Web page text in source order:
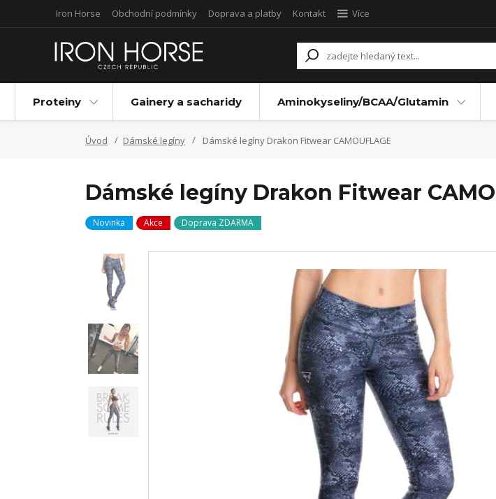
Iron Horse Obchodní podmínky Doprava a platby Kontakt Více
Proteiny Gainery a sacharidy Aminokyseliny/BCAA/Glutamin
Úvod Dámské legíny Dámské legíny Drakon Fitwear CAMOUFLAGE
Dámské legíny Drakon Fitwear
Novinka Akce Doprava ZDARMA